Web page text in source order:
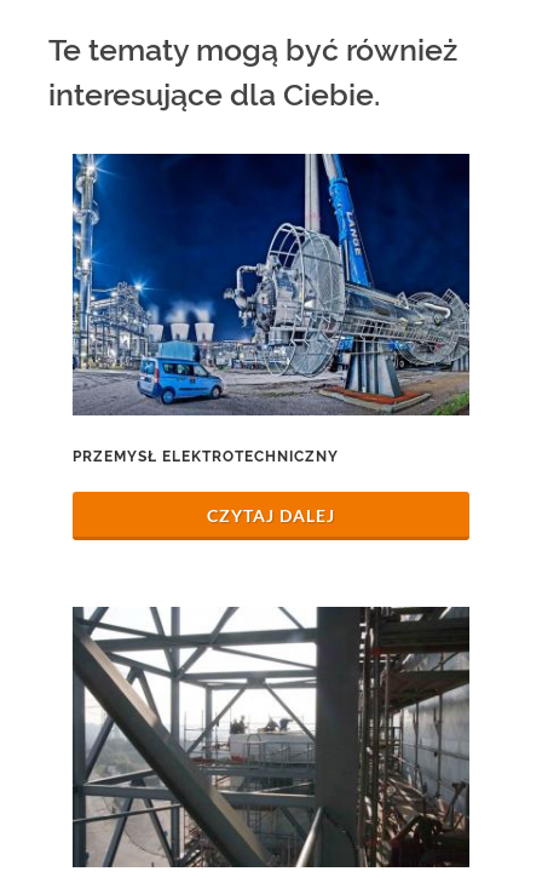
Te tematy mogą być również
interesujące dla Ciebie.
PRZEMYSŁ ELEKTROTECHNICZNY
CZYTAJ DALEJ